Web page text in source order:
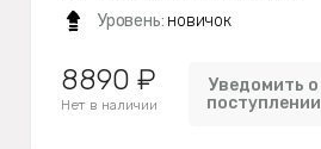
Уровень: новичок
8890 ₽
Нет в наличии
Уведомить о
поступлении